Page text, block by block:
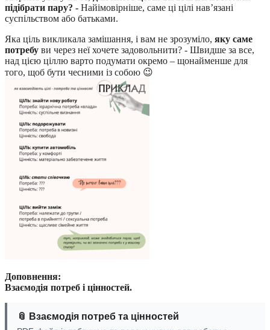
підібрати пару? - Найімовірніше, саме ці цілі нав’язані
суспільством або батьками.
Яка ціль викликала замішання, і вам не зрозуміло, яку саме
потребу ви через неї хочете задовольнити? - Швидше за все,
над цією ціллю варто подумати окремо – щонайменше для
того, щоб бути чесними із собою 😉
Доповнення:
Взаємодія потреб і цінностей.
📎 Взаємодія потреб та цінностей